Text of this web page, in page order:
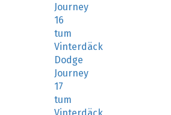
Journey
16
tum
Vinterdäck
Dodge
Journey
17
tum
Vinterdäck